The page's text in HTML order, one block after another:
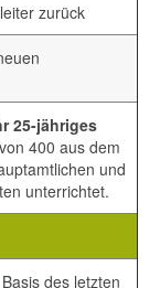
zurück
25-jähriges
400 aus dem
und
unterrichtet.
des letzten